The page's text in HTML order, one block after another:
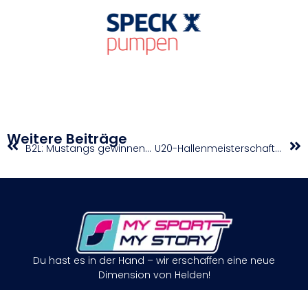
Weitere Beiträge B2L: Mustangs gewinnen Topspiel U20-Hallenmeisterschaften-Rundläufe in Linz bringen Überraschungen
Du hast es in der Hand – wir erschaffen eine neue
Dimension von Helden!